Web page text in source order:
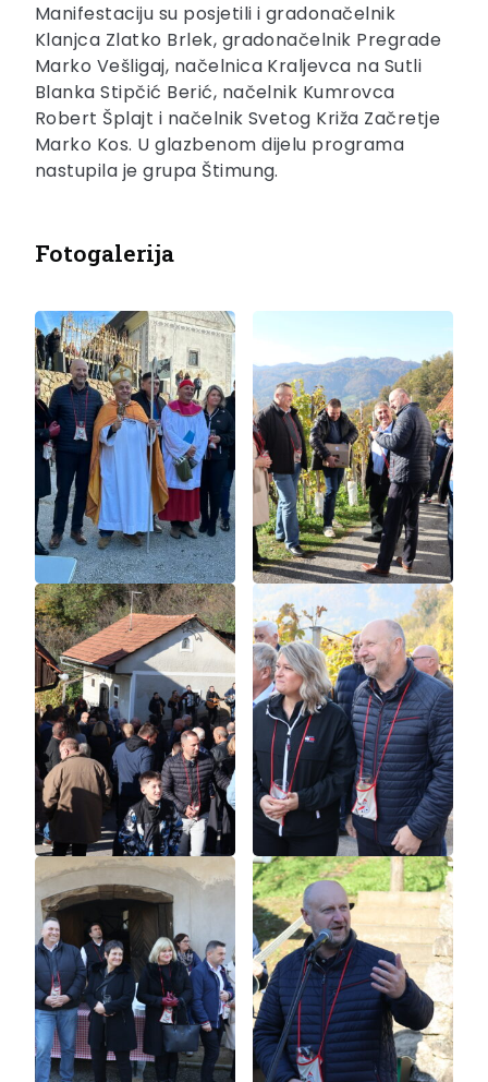
Manifestaciju su posjetili i gradonačelnik
Klanjca Zlatko Brlek, gradonačelnik Pregrade
Marko Vešligaj, načelnica Kraljevca na Sutli
Blanka Stipčić Berić, načelnik Kumrovca
Robert Šplajt i načelnik Svetog Križa Začretje
Marko Kos. U glazbenom dijelu programa
nastupila je grupa Štimung.
Fotogalerija